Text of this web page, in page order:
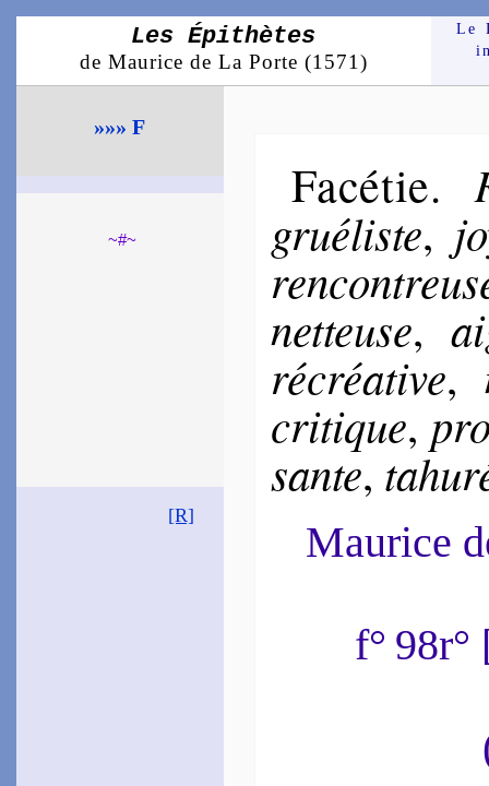
Les Épithètes
de Maurice de La Porte (1571)
Le
»»» F
~#~
[R]
Facétie.
grué­liste,
net­teuse,
ré­créa­tive,
cri­tique,
sante,
Maurice
f°